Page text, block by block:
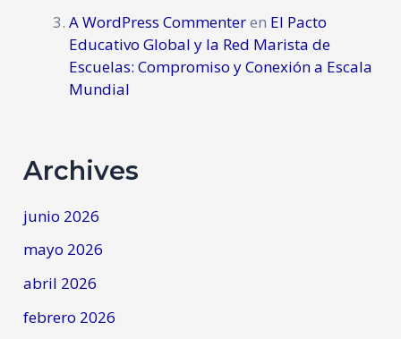
A WordPress Commenteren El Pacto
Educativo Global y la Red Marista de
Escuelas: Compromiso y Conexión a Escala
Mundial
Archives
junio 2026
mayo 2026
abril 2026
febrero 2026